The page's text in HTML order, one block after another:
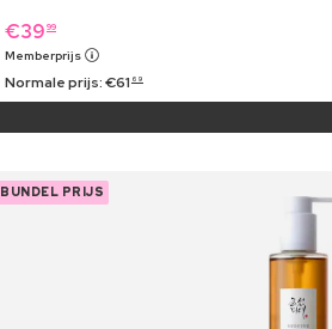
€39 99
Memberprijs
Normale prijs:€61 69
BUNDEL PRIJS